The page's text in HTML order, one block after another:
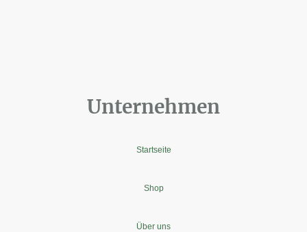
Unternehmen
Startseite
Shop
Über uns